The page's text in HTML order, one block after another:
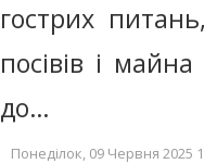
гострих
посівів і
до…
Понеділок, 09 Червня 2025